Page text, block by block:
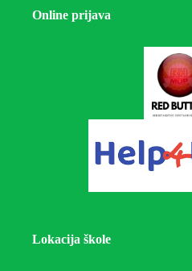
Online prijava
Lokacija škole